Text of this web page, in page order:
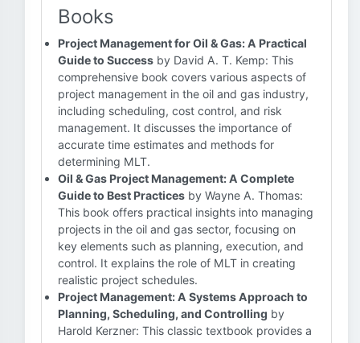
Books
Project Management for Oil & Gas: A Practical
Guide to Success by David A. T. Kemp: This
comprehensive book covers various aspects of
project management in the oil and gas industry,
including scheduling, cost control, and risk
management. It discusses the importance of
accurate time estimates and methods for
determining MLT.
Oil & Gas Project Management: A Complete
Guide to Best Practices by Wayne A. Thomas:
This book offers practical insights into managing
projects in the oil and gas sector, focusing on
key elements such as planning, execution, and
control. It explains the role of MLT in creating
realistic project schedules.
Project Management: A Systems Approach to
Planning, Scheduling, and Controlling by
Harold Kerzner: This classic textbook provides a